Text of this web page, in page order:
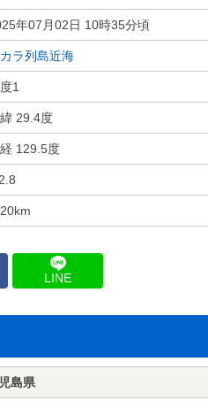
年07月02日 10時35分頃
カラ列島近海
1
29.4度
129.5度
LINE
島県